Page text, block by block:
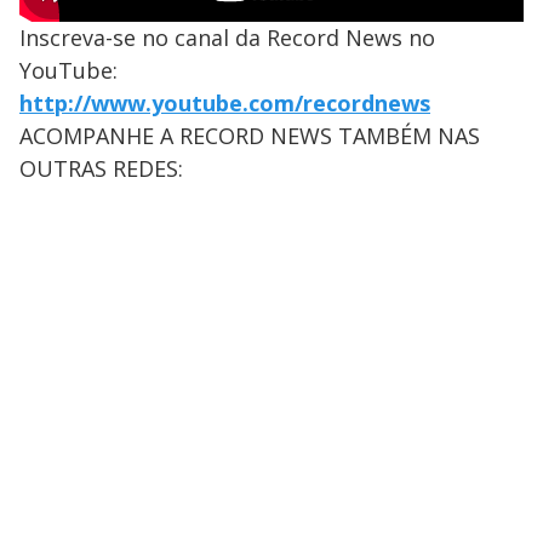
Inscreva-se no canal da Record News no
YouTube:
http://www.youtube.com/recordnews
ACOMPANHE A RECORD NEWS TAMBÉM NAS
OUTRAS REDES: